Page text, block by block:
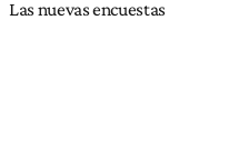
Las nuevas encuestas